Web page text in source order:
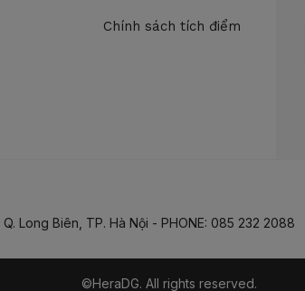
Chính sách tích điểm
Long Biên, TP. Hà Nội - PHONE: 085 232 2088
©HeraDG. All rights reserved.